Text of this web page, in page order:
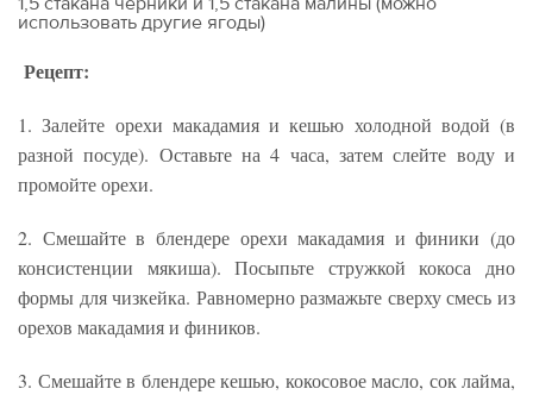
использовать другие ягоды)
Рецепт:
1. Залейте орехи макадамия и кешью холодной водой (в
разной посуде). Оставьте на 4 часа, затем слейте воду и
промойте орехи.
2. Смешайте в блендере орехи макадамия и финики (до
консистенции мякиша). Посыпьте стружкой кокоса дно
формы для чизкейка. Равномерно размажьте сверху смесь из
орехов макадамия и фиников.
3. Смешайте в блендере кешью, кокосовое масло, сок лайма,